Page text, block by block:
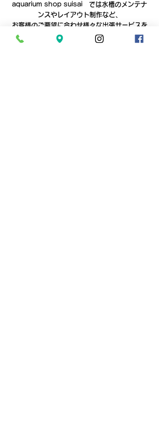
aquarium shop suisai　では水槽のメンテナ
ンスやレイアウト制作など、
お客様のご要望に合わせ様々な出張サービスを
行っております。